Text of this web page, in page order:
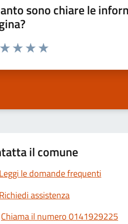
sono chiare le
da 1 a 5 stelle la pagina
il comune
Leggi le domande frequenti
Richiedi assistenza
Chiama il numero 0141929225